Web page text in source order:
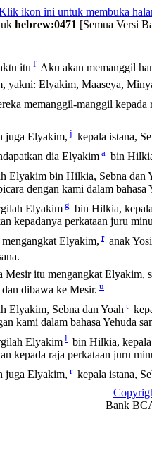
hebrew:0471 [Semua Versi
itu f Aku akan memanggil
yakni: Elyakim, Maaseya,
memanggil-manggil
juga Elyakim, j kepala istana,
dia Elyakim a bin
Elyakim bin Hilkia, Sebna dan
dengan kami dalam
Elyakim g bin Hilkia,
kepadanya perkataan juru
Elyakim, r anak
Mesir itu mengangkat Elyakim,
dan dibawa ke Mesir. u
Elyakim, Sebna dan Yoah t
kami dalam bahasa Yehuda
Elyakim l bin Hilkia, kepala
kepada raja perkataan juru
juga Elyakim, r kepala istana,
Bank